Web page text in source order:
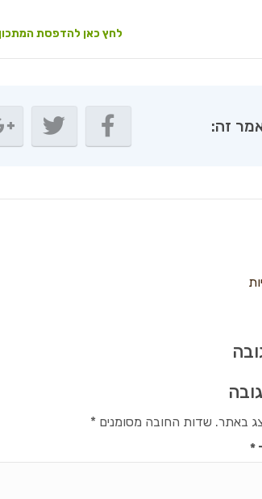
לחץ כאן להדפסת המתכון
זה:
באתר. שדות החובה מסומנים*
*